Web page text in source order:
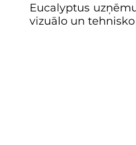
Eucalyptus
vizuālo un